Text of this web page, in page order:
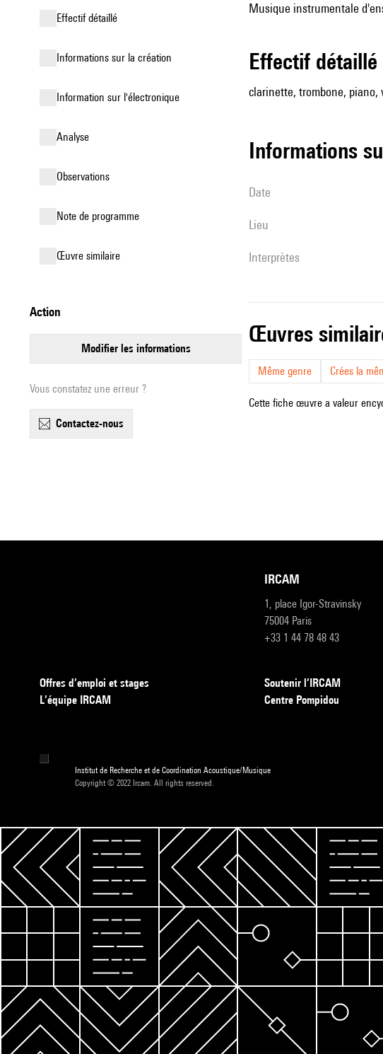
effectif détaillé
informations sur la création
Information sur l'électronique
analyse
observations
Note de programme
œuvre similaire
action
modifier les informations
Vous constatez une erreur ?
contactez-nous
Musique instrumentale
effectif détaillé
clarinette, trombone, piano,
informations
date
lieu
interprètes
œuvres
Même genre Crées la
Cette fiche œuvre a valeur
IRCAM
1, place Igor-Stravinsky
75004 Paris
+33 1 44 78 48 43
Offres d’emploi et stages
L’équipe IRCAM
Soutenir l’IRCAM
Centre Pompidou
Institut de Recherche et de Coordination Acoustique/Musique
Copyright © 2022 Ircam. All rights reserved.